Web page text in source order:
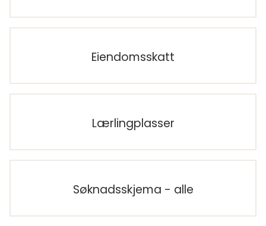
Eiendomsskatt
Lærlingplasser
Søknadsskjema - alle